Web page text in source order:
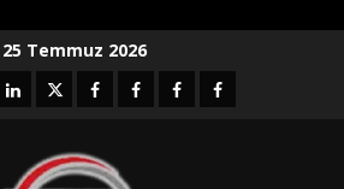
25 Temmuz 2026
LinkedIntwitterfacebook-Facebook-
Facebook-Facebook-